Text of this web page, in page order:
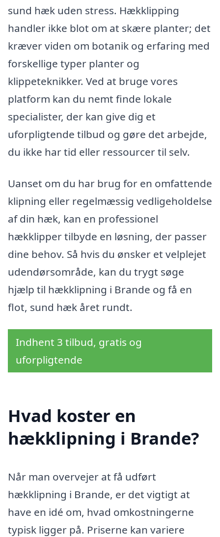
sund hæk uden stress. Hækklipping
handler ikke blot om at skære planter; det
kræver viden om botanik og erfaring med
forskellige typer planter og
klippeteknikker. Ved at bruge vores
platform kan du nemt finde lokale
specialister, der kan give dig et
uforpligtende tilbud og gøre det arbejde,
du ikke har tid eller ressourcer til selv.
Uanset om du har brug for en omfattende
klipning eller regelmæssig vedligeholdelse
af din hæk, kan en professionel
hækklipper tilbyde en løsning, der passer
dine behov. Så hvis du ønsker et velplejet
udendørsområde, kan du trygt søge
hjælp til hækklipning i Brande og få en
flot, sund hæk året rundt.
Indhent 3 tilbud, gratis og
uforpligtende
Hvad koster en
hækklipning i Brande?
Når man overvejer at få udført
hækklipning i Brande, er det vigtigt at
have en idé om, hvad omkostningerne
typisk ligger på. Priserne kan variere